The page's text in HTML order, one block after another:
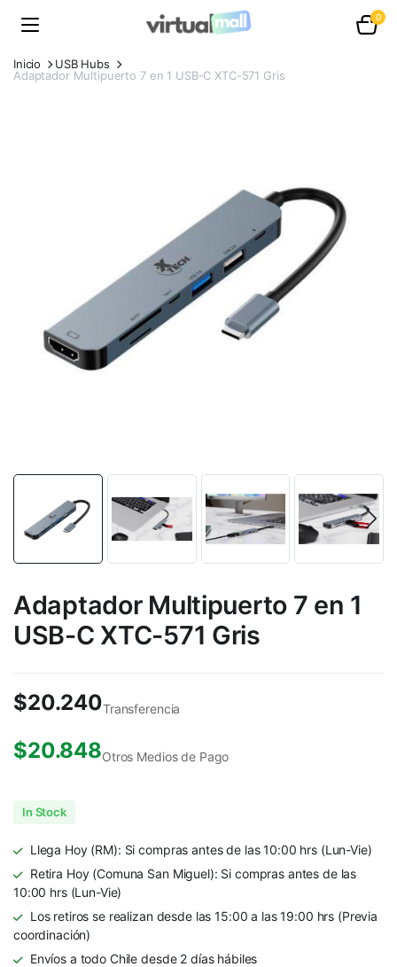
0
Inicio
USB Hubs
Adaptador Multipuerto 7 en 1 USB-C XTC-571 Gris
Adaptador Multipuerto 7 en 1
USB-C XTC-571 Gris
$20.240Transferencia
$20.848Otros Medios de Pago
In Stock
Llega Hoy (RM): Si compras antes de las 10:00 hrs (Lun-Vie)
Retira Hoy (Comuna San Miguel): Si compras antes de las
10:00 hrs (Lun-Vie)
Los retiros se realizan desde las 15:00 a las 19:00 hrs (Previa
coordinación)
Envíos a todo Chile desde 2 días hábiles